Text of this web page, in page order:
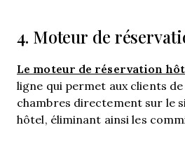
4. Moteur de
Le moteur de réservation
ligne qui permet aux clients
chambres directement sur le
hôtel, éliminant ainsi les